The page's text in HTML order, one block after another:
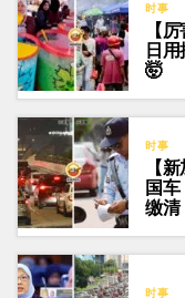
时事
【
日用
🤯
时事
【
国
缴清
时事